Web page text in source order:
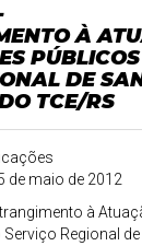
À
DE
TCE/RS
de maio de 2012
à
Regional